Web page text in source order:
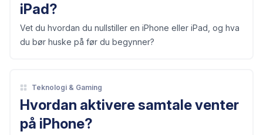
iPad?
Vet du hvordan du nullstiller en iPhone eller iPad, og hva
du bør huske på før du begynner?
Teknologi & Gaming
Hvordan aktivere samtale venter
på iPhone?